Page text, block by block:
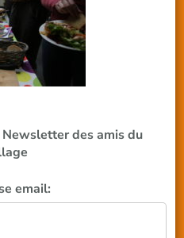
des amis du
email: